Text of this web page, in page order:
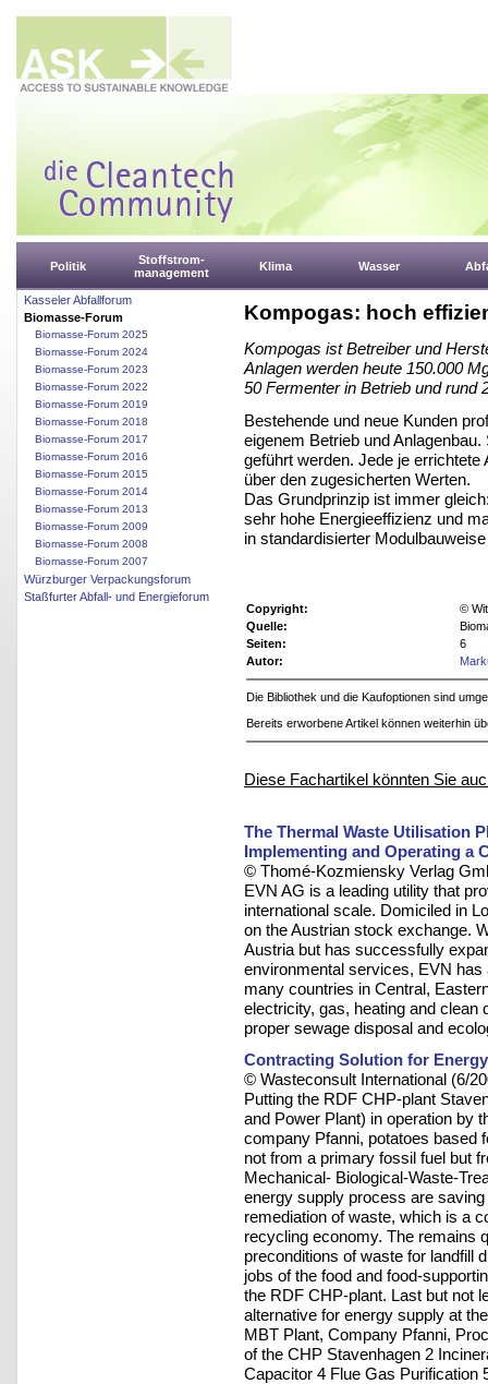
Politik
Stoffstrom-
management
Klima Wasser
Kasseler Abfallforum
Biomasse-Forum
Biomasse-Forum 2025
Biomasse-Forum 2024
Biomasse-Forum 2023
Biomasse-Forum 2022
Biomasse-Forum 2019
Biomasse-Forum 2018
Biomasse-Forum 2017
Biomasse-Forum 2016
Biomasse-Forum 2015
Biomasse-Forum 2014
Biomasse-Forum 2013
Biomasse-Forum 2009
Biomasse-Forum 2008
Biomasse-Forum 2007
Würzburger Verpackungsforum
Staßfurter Abfall- und Energieforum
Kompogas: hoch
Kompogas ist Betreiber und
Anlagen werden heute 150.000
50 Fermenter in Betrieb und rund
Bestehende und neue Kunden
eigenem Betrieb und
geführt werden. Jede je
über den zugesicherten Werten.
Das Grundprinzip ist immer
sehr hohe Energieeffizienz und
in standardisierter
Copyright:
©
Quelle:
Seiten:
6
Autor:
Die Bibliothek und die Kaufoptionen sind
Bereits erworbene Artikel können weiterhin
Diese Fachartikel könnten Sie
The Thermal Waste Utilisation
Implementing and Operating a
© Thomé-Kozmiensky Verlag
EVN AG is a leading utility that
international scale. Domiciled in
on the Austrian stock exchange.
Austria but has successfully
environmental services, EVN
many countries in Central,
electricity, gas, heating and
proper sewage disposal and
Contracting Solution for
© Wasteconsult International (6/
Putting the RDF CHP-plant
and Power Plant) in operation by
company Pfanni, potatoes based
not from a primary fossil fuel but
Mechanical- Biological-Waste-
energy supply process are
remediation of waste, which is a
recycling economy. The remains
preconditions of waste for landfill
jobs of the food and food-
the RDF CHP-plant. Last but not
alternative for energy supply at
MBT Plant, Company Pfanni,
of the CHP Stavenhagen 2
Capacitor 4 Flue Gas Purification